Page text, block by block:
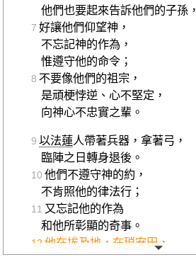
他們也要起來告訴他們的子孫，
7 好讓他們仰望神，
不忘記神的作為，
惟遵守他的命令；
8 不要像他們的祖宗，
是頑梗悖逆、心不堅定，
向神心不忠實之輩。
9 以法蓮人帶著兵器，拿著弓，
臨陣之日轉身退後。
10 他們不遵守神的約，
不肯照他的律法行；
11 又忘記他的作為
和他所彰顯的奇事。
12 他在埃及地，在瑣安田，
在他們祖宗眼前施行奇事。